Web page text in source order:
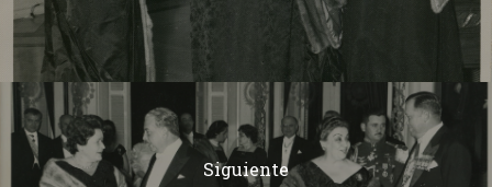
Siguiente